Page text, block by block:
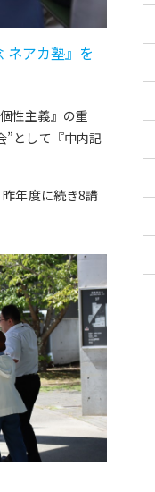
ネアカ塾』を
性主義』の重
”として『中内記
年度に続き8講